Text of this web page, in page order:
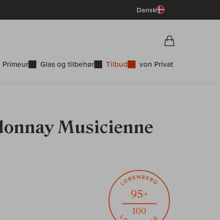
Dansk
Primeur Glas og tilbehør Tilbud von Privat
Musicienne
95+
100